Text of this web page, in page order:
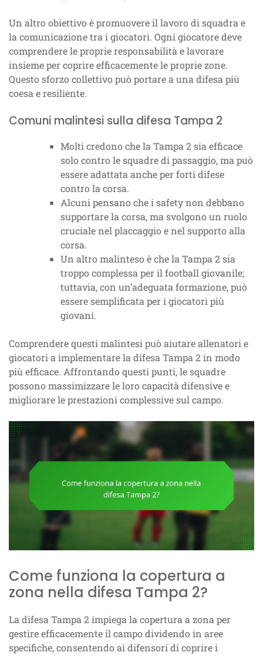
Un altro obiettivo è promuovere il lavoro di squadra e
la comunicazione tra i giocatori. Ogni giocatore deve
comprendere le proprie responsabilità e lavorare
insieme per coprire efficacemente le proprie zone.
Questo sforzo collettivo può portare a una difesa più
coesa e resiliente.
Comuni malintesi sulla difesa Tampa 2
Molti credono che la Tampa 2 sia efficace
solo contro le squadre di passaggio, ma può
essere adattata anche per forti difese
contro la corsa.
Alcuni pensano che i safety non debbano
supportare la corsa, ma svolgono un ruolo
cruciale nel placcaggio e nel supporto alla
corsa.
Un altro malinteso è che la Tampa 2 sia
troppo complessa per il football giovanile;
tuttavia, con un’adeguata formazione, può
essere semplificata per i giocatori più
giovani.
Comprendere questi malintesi può aiutare allenatori e
giocatori a implementare la difesa Tampa 2 in modo
più efficace. Affrontando questi punti, le squadre
possono massimizzare le loro capacità difensive e
migliorare le prestazioni complessive sul campo.
Come funziona la copertura a
zona nella difesa Tampa 2?
La difesa Tampa 2 impiega la copertura a zona per
gestire efficacemente il campo dividendo in aree
specifiche, consentendo ai difensori di coprire i